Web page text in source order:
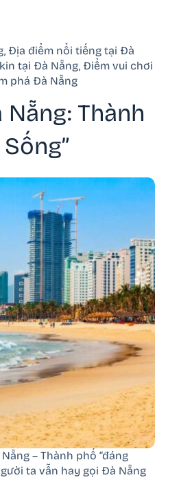
, Địa điểm nổi tiếng tại Đà
tại Đà Nẵng, Điểm vui chơi
phá Đà Nẵng
Thành
– Thành phố “đáng
ta vẫn hay gọi Đà Nẵng